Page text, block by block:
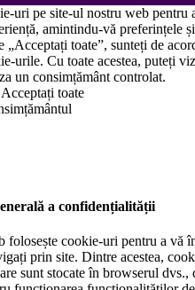
uri pe site-ul nostru web pentru
amintindu-vă preferințele
„Acceptați toate”, sunteți de
urile. Cu toate acestea, puteți
un consimțământ controlat.
Acceptați toate
a confidențialității
folosește cookie-uri pentru a vă
prin site. Dintre acestea,
sunt stocate în browserul dvs.,